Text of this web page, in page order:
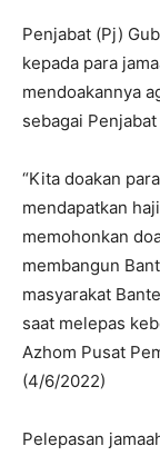
Penjabat (Pj)
kepada para
mendoakannya
sebagai
“Kita doakan
mendapatkan
memohonkan
membangun
masyarakat
saat melepas
Azhom Pusat
(4/6/2022)
Pelepasan